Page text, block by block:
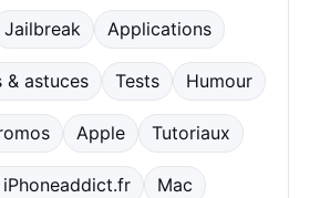
Jailbreak Applications
& astuces Tests Humour
Apple Tutoriaux
Mac